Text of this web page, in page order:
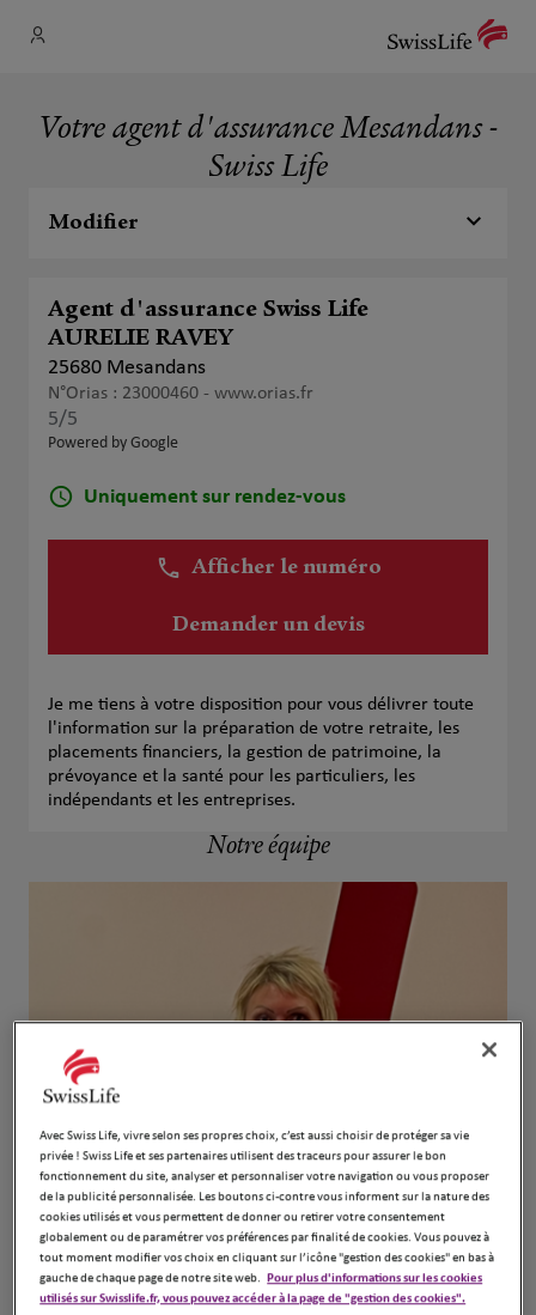
Votre agent d'assurance Mesandans -
Swiss Life
Modifier
Agent d'assurance Swiss Life
AURELIE RAVEY
25680 Mesandans
N°Orias : 23000460 - www.orias.fr
5/5
Powered by Google
Uniquement sur rendez-vous
Afficher le numéro
Demander un devis
Je me tiens à votre disposition pour vous délivrer toute
l'information sur la préparation de votre retraite, les
placements financiers, la gestion de patrimoine, la
prévoyance et la santé pour les particuliers, les
indépendants et les entreprises.
Notre équipe
Avec Swiss Life, vivre selon ses propres choix, c’est aussi choisir de protéger sa vie
privée ! Swiss Life et ses partenaires utilisent des traceurs pour assurer le bon
fonctionnement du site, analyser et personnaliser votre navigation ou vous proposer
de la publicité personnalisée. Les boutons ci-contre vous informent sur la nature des
cookies utilisés et vous permettent de donner ou retirer votre consentement
globalement ou de paramétrer vos préférences par finalité de cookies. Vous pouvez à
tout moment modifier vos choix en cliquant sur l’icône "gestion des cookies" en bas à
gauche de chaque page de notre site web. Pour plus d'informations sur les cookies
utilisés sur Swisslife.fr, vous pouvez accéder à la page de "gestion des cookies".